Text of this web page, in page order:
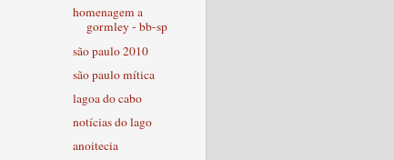
homenagem a
gormley - bb-sp
são paulo 2010
são paulo mítica
lagoa do cabo
notícias do lago
anoitecia